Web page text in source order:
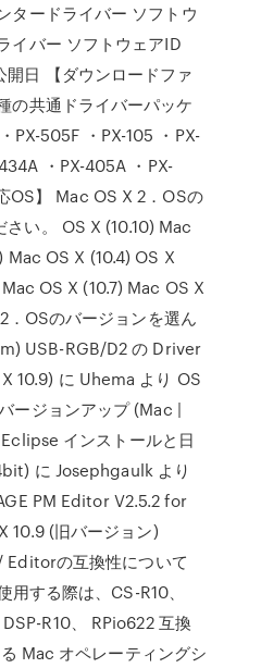
タードライバー ソフトウ
イバー ソフトウェアID
日 【ダウンロードファ
の共通ドライバーパッケ
PX-505F ・PX-105 ・PX-
・PX-405A ・PX-
OS】 Mac OS X 2．OSの
い。 OS X (10.10) Mac
Mac OS X (10.4) OS X
OS X (10.7) Mac OS X
．OSのバージョンを選ん
USB-RGB/D2 の Driver
10.9) に Uhema より OS
ージョンアップ (Mac |
インストールと日
に Josephgaulk より
PM Editor V2.5.2 for
10.9 (旧バージョン)
Editorの互換性について
用する際は、CS-R10、
R10、 RPio622 互換
Mac オペレーティングシ